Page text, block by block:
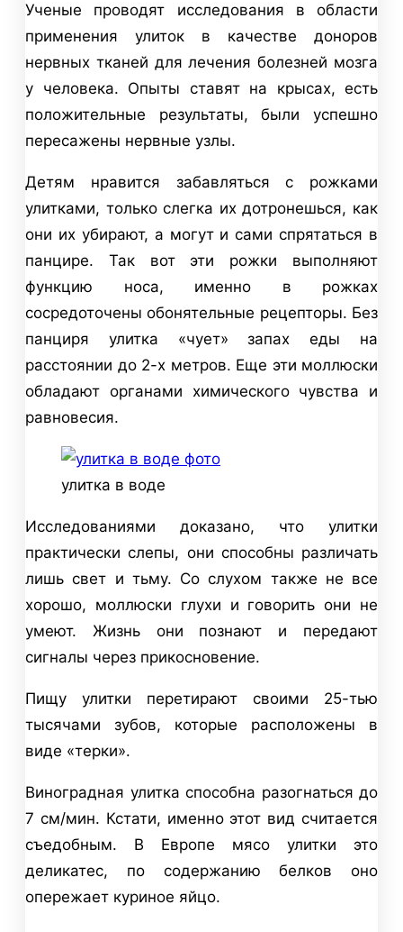
Ученые проводят исследования в области
применения улиток в качестве доноров
нервных тканей для лечения болезней мозга
у человека. Опыты ставят на крысах, есть
положительные результаты, были успешно
пересажены нервные узлы.
Детям нравится забавляться с рожками
улитками, только слегка их дотронешься, как
они их убирают, а могут и сами спрятаться в
панцире. Так вот эти рожки выполняют
функцию носа, именно в рожках
сосредоточены обонятельные рецепторы. Без
панциря улитка «чует» запах еды на
расстоянии до 2-х метров. Еще эти моллюски
обладают органами химического чувства и
равновесия.
улитка в воде
Исследованиями доказано, что улитки
практически слепы, они способны различать
лишь свет и тьму. Со слухом также не все
хорошо, моллюски глухи и говорить они не
умеют. Жизнь они познают и передают
сигналы через прикосновение.
Пищу улитки перетирают своими 25-тью
тысячами зубов, которые расположены в
виде «терки».
Виноградная улитка способна разогнаться до
7 см/мин. Кстати, именно этот вид считается
съедобным. В Европе мясо улитки это
деликатес, по содержанию белков оно
опережает куриное яйцо.